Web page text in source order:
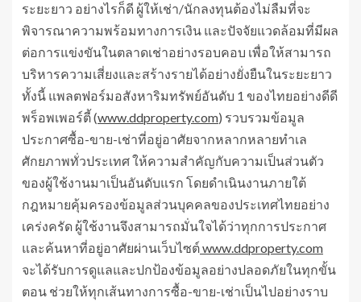
ระยะยาว อย่างไรก็ดี ผู้ให้เช่า/นักลงทุนต้องไม่ลืมที่จะ
พิจารณาความพร้อมทางการเงิน และปัจจัยแวดล้อมที่มีผล
ต่อการแข่งขันในตลาดเช่าอย่างรอบคอบ เพื่อให้สามารถ
บริหารความเสี่ยงและสร้างรายได้อย่างยั่งยืนในระยะยาว
ทั้งนี้ แพลตฟอร์มอสังหาริมทรัพย์อันดับ 1 ของไทยอย่างดีดี
พร็อพเพอร์ตี้ (www.ddproperty.com) รวบรวมข้อมูล
ประกาศซื้อ-ขาย-เช่าที่อยู่อาศัยจากหลากหลายทำเล
ศักยภาพทั่วประเทศ ให้ความสำคัญกับความเป็นส่วนตัว
ของผู้ใช้งานมาเป็นอันดับแรก โดยดำเนินงานภายใต้
กฎหมายคุ้มครองข้อมูลส่วนบุคคลของประเทศไทยอย่าง
เคร่งครัด ผู้ใช้งานจึงสามารถมั่นใจได้ว่าทุกการประกาศ
และค้นหาที่อยู่อาศัยผ่านเว็บไซต์www.ddproperty.com
จะได้รับการดูแลและปกป้องข้อมูลอย่างปลอดภัยในทุกขั้น
ตอน ช่วยให้ทุกเส้นทางการซื้อ-ขาย-เช่าเป็นไปอย่างราบ